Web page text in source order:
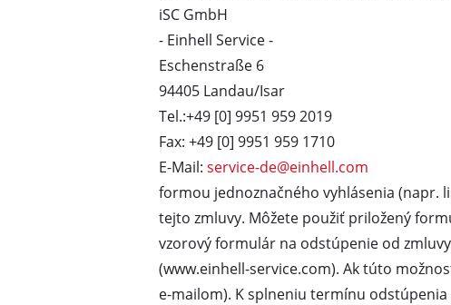
Pásové píly
Dekupírovacie píly
Ďalšie píly
Mokro-suché vysávače
Ručné vysávače na prach
Vysávače na popol
iSC GmbH
- Einhell Service -
Eschenstraße 6
94405 Landau/Isar
Tel.:+49 [0] 9951 959 2019
Fax: +49 [0] 9951 959 1710
E-Mail: service-de@einhell.com
formou jednoznačného vyhlásenia
tejto zmluvy. Môžete použiť priložený
vzorový formulár na odstúpenie od
(www.einhell-service.com). Ak túto
e-mailom). K splneniu termínu